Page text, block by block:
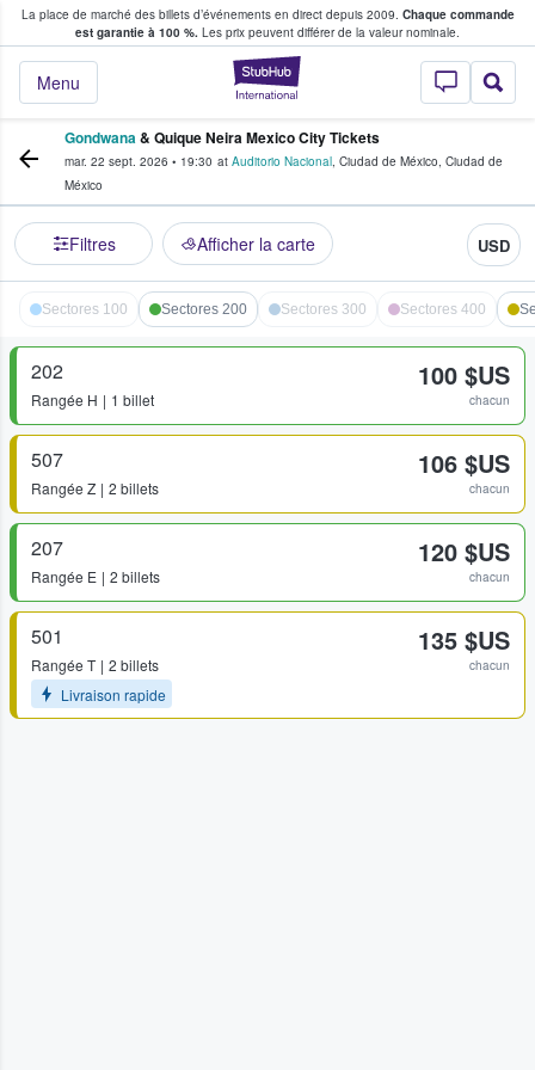
La place de marché des billets d’événements en direct depuis 2009. Chaque commande
est garantie à 100 %. Les prix peuvent différer de la valeur nominale.
StubHub - Où
Menu
fans achètent et vendent des billets
Gondwana& Quique Neira Mexico City Tickets
mar. 22 sept. 2026 • 19:30 at Auditorio Nacional, Ciudad de México, Ciudad de
México
Filtres Afficher la carte USD
Sectores 100 Sectores 200 Sectores 300 Sectores 400
202
Rangée H 1 billet
100 $US
chacun
507
Rangée Z 2 billets
106 $US
chacun
207
Rangée E 2 billets
120 $US
chacun
501
Rangée T
2 billets
Livraison rapide
135 $US
chacun